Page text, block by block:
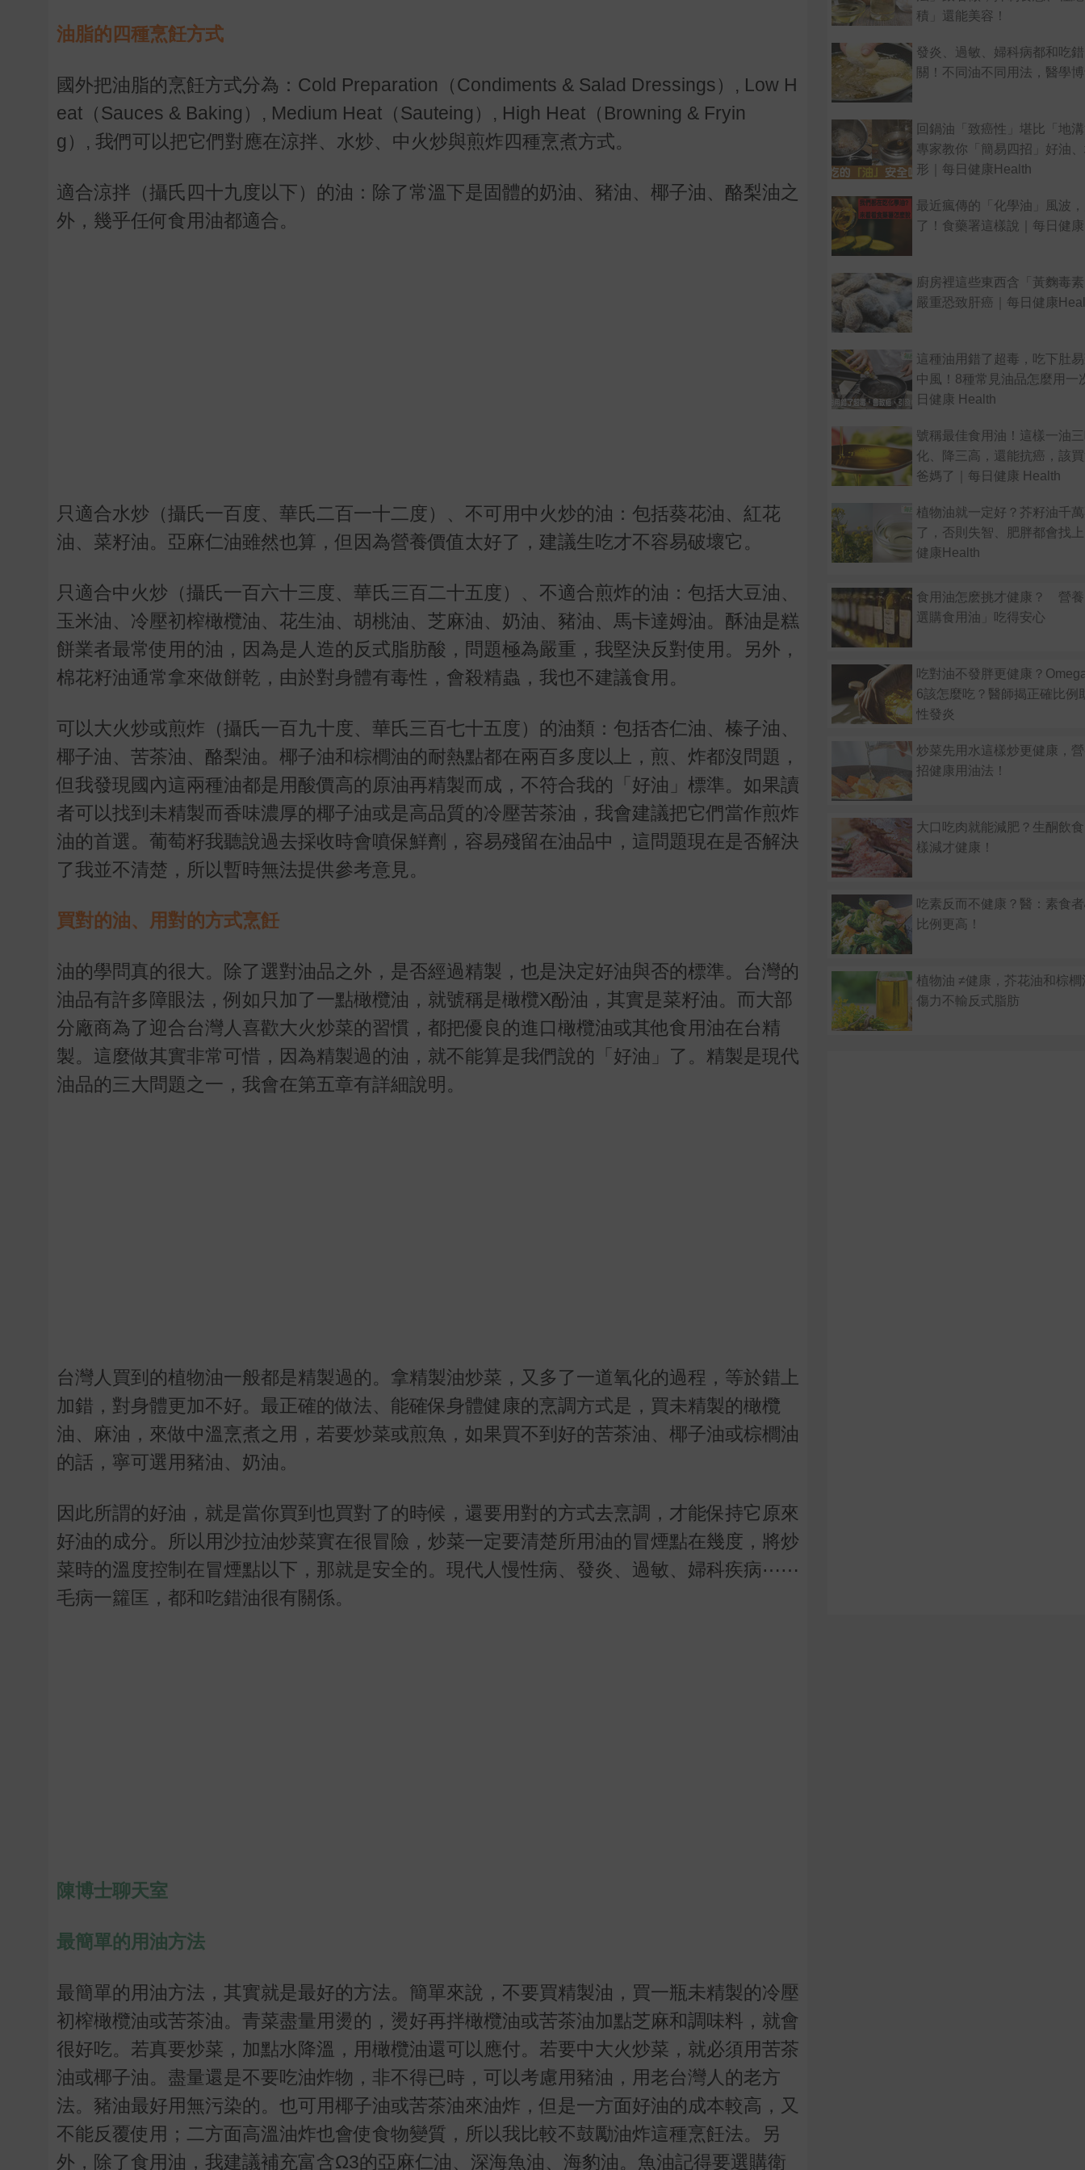
油脂的四種烹飪方式
國外把油脂的烹飪方式分為：Cold Preparation（Condiments & Salad Dressings）, Low H
eat（Sauces & Baking）, Medium Heat（Sauteing）, High Heat（Browning & Fryin
g）, 我們可以把它們對應在涼拌、水炒、中火炒與煎炸四種烹煮方式。
適合涼拌（攝氏四十九度以下）的油：除了常溫下是固體的奶油、豬油、椰子油、酪梨油之
外，幾乎任何食用油都適合。
只適合水炒（攝氏一百度、華氏二百一十二度）、不可用中火炒的油：包括葵花油、紅花
油、菜籽油。亞麻仁油雖然也算，但因為營養價值太好了，建議生吃才不容易破壞它。
只適合中火炒（攝氏一百六十三度、華氏三百二十五度）、不適合煎炸的油：包括大豆油、
玉米油、冷壓初榨橄欖油、花生油、胡桃油、芝麻油、奶油、豬油、馬卡達姆油。酥油是糕
餅業者最常使用的油，因為是人造的反式脂肪酸，問題極為嚴重，我堅決反對使用。另外，
棉花籽油通常拿來做餅乾，由於對身體有毒性，會殺精蟲，我也不建議食用。
可以大火炒或煎炸（攝氏一百九十度、華氏三百七十五度）的油類：包括杏仁油、榛子油、
椰子油、苦茶油、酪梨油。椰子油和棕櫚油的耐熱點都在兩百多度以上，煎、炸都沒問題，
但我發現國內這兩種油都是用酸價高的原油再精製而成，不符合我的「好油」標準。如果讀
者可以找到未精製而香味濃厚的椰子油或是高品質的冷壓苦茶油，我會建議把它們當作煎炸
油的首選。葡萄籽我聽說過去採收時會噴保鮮劑，容易殘留在油品中，這問題現在是否解決
了我並不清楚，所以暫時無法提供參考意見。
買對的油、用對的方式烹飪
油的學問真的很大。除了選對油品之外，是否經過精製，也是決定好油與否的標準。台灣的
油品有許多障眼法，例如只加了一點橄欖油，就號稱是橄欖X酚油，其實是菜籽油。而大部
分廠商為了迎合台灣人喜歡大火炒菜的習慣，都把優良的進口橄欖油或其他食用油在台精
製。這麼做其實非常可惜，因為精製過的油，就不能算是我們說的「好油」了。精製是現代
油品的三大問題之一，我會在第五章有詳細說明。
台灣人買到的植物油一般都是精製過的。拿精製油炒菜，又多了一道氧化的過程，等於錯上
加錯，對身體更加不好。最正確的做法、能確保身體健康的烹調方式是，買未精製的橄欖
油、麻油，來做中溫烹煮之用，若要炒菜或煎魚，如果買不到好的苦茶油、椰子油或棕櫚油
的話，寧可選用豬油、奶油。
因此所謂的好油，就是當你買到也買對了的時候，還要用對的方式去烹調，才能保持它原來
好油的成分。所以用沙拉油炒菜實在很冒險，炒菜一定要清楚所用油的冒煙點在幾度，將炒
菜時的溫度控制在冒煙點以下，那就是安全的。現代人慢性病、發炎、過敏、婦科疾病⋯⋯
毛病一籮匡，都和吃錯油很有關係。
陳博士聊天室
最簡單的用油方法
最簡單的用油方法，其實就是最好的方法。簡單來說，不要買精製油，買一瓶未精製的冷壓
初榨橄欖油或苦茶油。青菜盡量用燙的，燙好再拌橄欖油或苦茶油加點芝麻和調味料，就會
很好吃。若真要炒菜，加點水降溫，用橄欖油還可以應付。若要中大火炒菜，就必須用苦茶
油或椰子油。盡量還是不要吃油炸物，非不得已時，可以考慮用豬油，用老台灣人的老方
法。豬油最好用無污染的。也可用椰子油或苦茶油來油炸，但是一方面好油的成本較高，又
不能反覆使用；二方面高溫油炸也會使食物變質，所以我比較不鼓勵油炸這種烹飪法。另
外，除了食用油，我建議補充富含Ω3的亞麻仁油、深海魚油、海豹油。魚油記得要選購衛
積」還能美容！
發炎、過敏、婦科病都和吃
關！不同油不同用法，醫學
回鍋油「致癌性」堪比「地
專家教你「簡易四招」好油
形｜每日健康Health
最近瘋傳的「化學油」風波
了！食藥署這樣說｜每日健
廚房裡這些東西含「黃麴毒
嚴重恐致肝癌｜每日健康
這種油用錯了超毒，吃下肚
中風！8種常見油品怎麼用一
日健康 Health
號稱最佳食用油！這樣一油
化、降三高，還能抗癌，該
爸媽了｜每日健康 Health
植物油就一定好？芥籽油千
了，否則失智、肥胖都會找
健康Health
食用油怎麽挑才健康？ 營
選購食用油」吃得安心
吃對油不發胖更健康？
6該怎麼吃？醫師揭正確比例
性發炎
炒菜先用水這樣炒更健康，
招健康用油法！
大口吃肉就能減肥？生酮飲
樣減才健康！
吃素反而不健康？醫：素食
比例更高！
植物油 ≠健康，芥花油和棕
傷力不輸反式脂肪